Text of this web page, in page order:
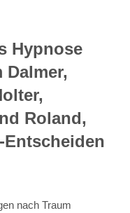
Hypnose
Roland,
Entscheiden
nach Traum